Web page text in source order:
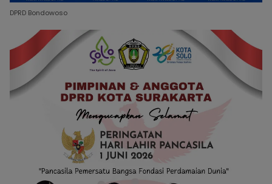
DPRD Bondowoso